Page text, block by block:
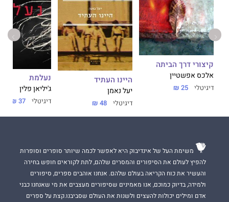
גיבורה נוספת ברומן "פֶּקח" היא הספרות העברית עצמה (והלשון
העברית), שזוכה כאן למגוון מסחרר של מחוות – בדמות שילוב של
ציטוטים מיצירות אחרות, פרפראזות והֶרמזים ספרותיים בסיפורו של
פֶּקח – כמו גם לעין ביקורתית ואוהבת הבוחנת את יחסי הקִרבה
והריחוק שבינה לבין המְספר. מן ההיבט האסתטי, "פֶּקח" שואב
השראה מזרם
התודעה שעיצב ג'יימס ג'ויס ביצירותיו המאוחרות. מן ההיבט המבני,
זהו רומן פיקרסקי נוסח וולטר ומנדלי מוכר ספרים.
פֶּקחהוא רומן הביכורים של המשורר והעורךיהודה ויזן. הספר זיכה
קיצורי דרך הביתה
אלכס אפשטיין
דיגיטלי 25 ₪
היינו העתיד
יעל נאמן
דיגיטלי 48 ₪
נעלמת
ג'יליאן פלין
דיגיטלי 37 ₪
משימת העל של אינדיבוק היא לאפשר לכמה שיותר סופרים וסופרות
להפיץ לעולם את הסיפורים והמסרים שלהם, לתת לקוראים חופש בחירה
והעשיר את כוח הקריאה בעולם שלהם. אנחנו אוהבים ספרים, סיפורים
ולמידה, בדיוק כמוכם, אנו מאמינים שסיפורים מעצבים את מי שאנחנו כבני
אדם ומילים יכולות להעצים ולשנות את העולם שסביבנו.קצת על ספרים